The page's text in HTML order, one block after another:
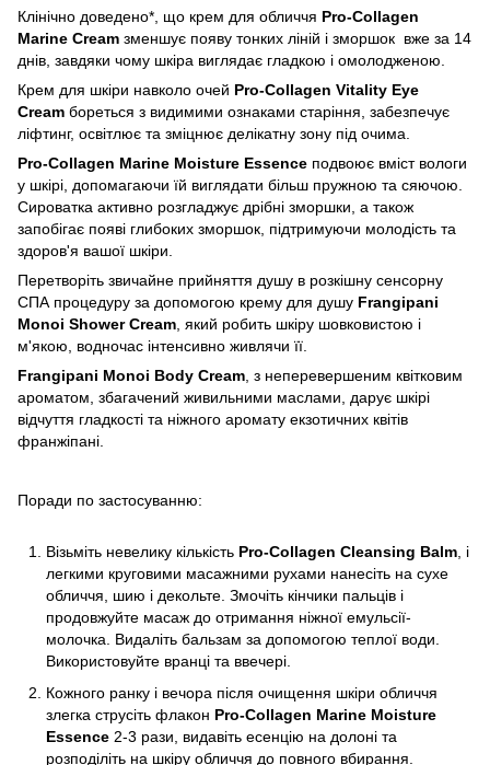
Клінічно доведено*, що крем для обличчя Pro-Collagen
Marine Cream зменшує появу тонких ліній і зморшок вже за 14
днів, завдяки чому шкіра виглядає гладкою і омолодженою.
Крем для шкіри навколо очей Pro-Collagen Vitality Eye
Cream бореться з видимими ознаками старіння, забезпечує
ліфтинг, освітлює та зміцнює делікатну зону під очима.
Pro-Collagen Marine Moisture Essence подвоює вміст вологи
у шкірі, допомагаючи їй виглядати більш пружною та сяючою.
Сироватка активно розгладжує дрібні зморшки, а також
запобігає появі глибоких зморшок, підтримуючи молодість та
здоров'я вашої шкіри.
Перетворіть звичайне прийняття душу в розкішну сенсорну
СПА процедуру за допомогою крему для душу Frangipani
Monoi Shower Cream, який робить шкіру шовковистою і
м'якою, водночас інтенсивно живлячи її.
Frangipani Monoi Body Cream, з неперевершеним квітковим
ароматом, збагачений живильними маслами, дарує шкірі
відчуття гладкості та ніжного аромату екзотичних квітів
франжіпані.
Поради по застосуванню:
Візьміть невелику кількість Pro-Collagen Cleansing Balm, і
легкими круговими масажними рухами нанесіть на сухе
обличчя, шию і декольте. Змочіть кінчики пальців і
продовжуйте масаж до отримання ніжної емульсії-
молочка. Видаліть бальзам за допомогою теплої води.
Використовуйте вранці та ввечері.
Кожного ранку і вечора після очищення шкіри обличчя
злегка струсіть флакон Pro-Collagen Marine Moisture
Essence 2-3 рази, видавіть есенцію на долоні та
розподіліть на шкіру обличчя до повного вбирання.